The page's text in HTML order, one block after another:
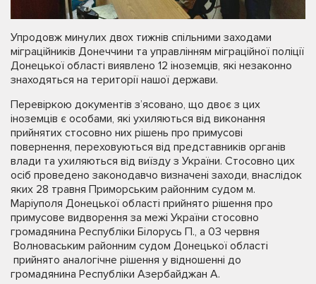
Упродовж минулих двох тижнів спільними заходами
міграційників Донеччини та управлінням міграційної поліції
Донецької області виявлено 12 іноземців, які незаконно
знаходяться на території нашої держави.
Перевіркою документів з’ясовано, що двоє з цих
іноземців є особами, які ухиляються від виконання
прийнятих стосовно них рішень про примусові
повернення, переховуються від представників органів
влади та ухиляються від виїзду з України. Стосовно цих
осіб проведено законодавчо визначені заходи, внаслідок
яких 28 травня Приморським районним судом м.
Маріуполя Донецької області прийнято рішення про
примусове видворення за межі України стосовно
громадянина Республіки Білорусь П., а 03 червня
Волноваським районним судом Донецької області
прийнято аналогічне рішення у відношенні до
громадянина Республіки Азербайджан А.